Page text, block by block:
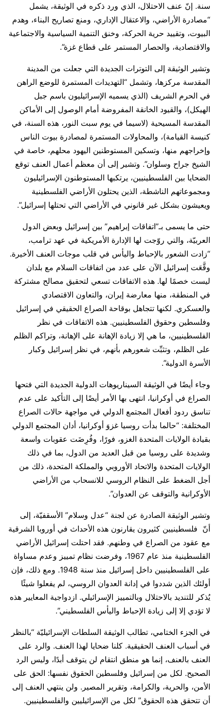
سنة. إنّ عنف الاحتلال، الذي ورد ذكره في الوثيقة، يشمل
“مصادرة الأراضي، والاعتقال الإداري، ومنع تصاريح البناء، وهدم
البيوت، وتقييد حرية الحركة، وخنق التنمية السياسية والاجتماعية
والاقتصادية، والحصار المستمر على قطاع غزة”.
وتشير الوثيقة إلى التوترات الجديدة التي جعلت من المدينة
المقدسة مركزها، وتشمل “التهديدات المستمرة للوضع الراهن
في الحرم الشريف (الذي يسميه الإسرائيليون باسم جبل
الهيكل)، والقيود الخانقة المفروضة أمام الوصول إلى الأماكن
المقدسة المسيحية (لاسيما في يوم سبت النور، هذه السنة، في
كنيسة القيامة)، والمحاولات المستمرة لمصادرة بيوت الناس
وإخراجهم منها، وتسكين المستوطنين اليهود محلهم، خاصة في
الشيخ جراح وسلوان”. وتشير إلى أن معظم أعمال العنف توقع
الضحايا بين الفلسطينيين، يرتكبها المستوطنون الإسرائيليون
ومجموعاتهم الناشطة، الذين يحتلون الأراضي الفلسطينية
ويعيشون بشكل غير قانوني في الأراضي التي تحتلها إسرائيل”.
حتى ما يسمى بـ”اتفاقات إبراهيم” بين إسرائيل وبعض الدول
العربيّة، والتي روّجت لها الإدارة الأمريكية في عهد ترامب،
“زادت الشعور بالإحباط واليأس في قلب موجات العنف الأخيرة.
وقَّعَت إسرائيل الآن على عدد من اتفاقات السلام مع بلدان
ليست خصمًا لها. هذه الاتفاقات تسعي لتحقيق مصالح مشتركة
في المنطقة، منها معارضة إيران، والتعاون الاقتصادي
والعسكري. لكنها تتجاهل بوقاحة الصراع الحقيقي في إسرائيل
وفلسطين وحقوق الفلسطينيين. هذه الاتفاقات في نظر
الفلسطينيين، ما هي إلا زيادة الإهانة على الإهانة، وتراكم الظلم
على الظلم، وتثبِّت شعورهم بأنهم، في نظر إسرائيل وكبار
الأسرة الدولية”.
وجاء أيضًا في الوثيقة السيناريوهات الدولية الجديدة التي فتحها
الصراع في أوكرانيا، انتهى بها الأمر أيضًا إلى التأكيد على عدم
تناسق ردود أفعال المجتمع الدولي في مواجهة حالات الصراع
المختلفة: “حالما بدأت روسيا غزوَ أوكرانيا، أدان المجتمع الدولي
بقيادة الولايات المتحدة الغزو، فورًا، وفُرِضَت عقوبات واسعة
وشديدة على روسيا من قبل العديد من الدول، بما في ذلك
الولايات المتحدة والاتحاد الأوروبي والمملكة المتحدة، ذلك من
أجل الضغط على النظام الروسي للانسحاب من الأراضي
الأوكرانية والتوقف عن العدوان”.
وتشير الوثيقة الصادرة عن لجنة “عدل وسلام” الأسقفيّة، إلى
أنّ فلسطينيين كثيرون يقارنون هذه الأحداث في أوروبا الشرقية
مع عقود من الصراع في وطنهم. فقد احتلت إسرائيل الأراضي
الفلسطينية منذ عام 1967، وفرضت نظام تمييز وعدم مساواة
على الفلسطينيين داخل إسرائيل منذ سنة 1948. ومع ذلك، فإن
أولئك الذين شددوا في إدانة العدوان الروسي، لم يفعلوا شيئًا
يُذكر للتنديد بالاحتلال وبالتمييز الإسرائيلي. ازدواجية المعايير هذه
لا تؤدي إلا إلى زيادة الإحباط واليأس الفلسطيني”.
في الجزء الختامي، تطالب الوثيقة السلطات الإسرائيليّة “بالنظر
في أسباب العنف الحقيقية. كلنا ضحايا لهذا العنف. والرد على
العنف بالعنف، إنما هو منطق انتقام لن يتوقف أبدًا، وليس الرد
الصحيح. لكل من إسرائيل وفلسطين الحقوق نفسها: الحق على
الأمن، والحرية، والكرامة، وتقرير المصير. ولن ينتهي العنف إلى
أن تتحقق هذه الحقوق” لكل من الإسرائيليين والفلسطينيين.